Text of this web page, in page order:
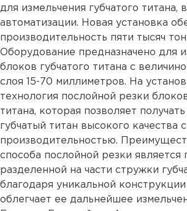
для измельчения губчатого титана,
автоматизации. Новая установка
производительность пяти тысяч
Оборудование предназначено для
блоков губчатого титана с
слоя 15-70 миллиметров. На
технология послойной резки
титана, которая позволяет
губчатый титан высокого качества
производительностью.
способа послойной резки является
разделенной на части стружки
благодаря уникальной
облегчает ее дальнейшее